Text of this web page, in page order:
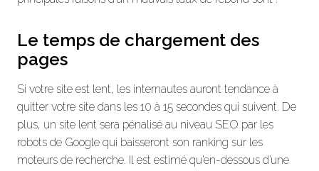
Le temps de chargement des
pages
Si votre site est lent, les internautes auront tendance à
quitter votre site dans les 10 à 15 secondes qui suivent. De
plus, un site lent sera pénalisé au niveau SEO par les
robots de Google qui baisseront son ranking sur les
moteurs de recherche. Il est estimé qu’en-dessous d’une